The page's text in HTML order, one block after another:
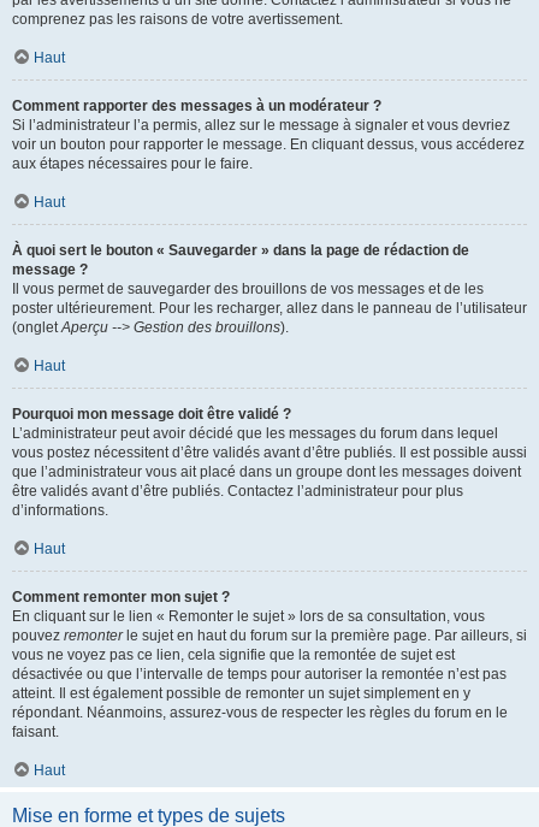
comprenez pas les raisons de votre avertissement.
Haut
Comment rapporter des messages à un modérateur ?
Si l’administrateur l’a permis, allez sur le message à signaler et vous devriez
voir un bouton pour rapporter le message. En cliquant dessus, vous accéderez
aux étapes nécessaires pour le faire.
Haut
À quoi sert le bouton « Sauvegarder » dans la page de rédaction de
message ?
Il vous permet de sauvegarder des brouillons de vos messages et de les
poster ultérieurement. Pour les recharger, allez dans le panneau de l’utilisateur
(ongletAperçu --> Gestion des brouillons).
Haut
Pourquoi mon message doit être validé ?
L’administrateur peut avoir décidé que les messages du forum dans lequel
vous postez nécessitent d’être validés avant d’être publiés. Il est possible aussi
que l’administrateur vous ait placé dans un groupe dont les messages doivent
être validés avant d’être publiés. Contactez l’administrateur pour plus
d’informations.
Haut
Comment remonter mon sujet ?
En cliquant sur le lien « Remonter le sujet » lors de sa consultation, vous
pouvez remonterle sujet en haut du forum sur la première page. Par ailleurs, si
vous ne voyez pas ce lien, cela signifie que la remontée de sujet est
désactivée ou que l’intervalle de temps pour autoriser la remontée n’est pas
atteint. Il est également possible de remonter un sujet simplement en y
répondant. Néanmoins, assurez-vous de respecter les règles du forum en le
faisant.
Haut
Mise en forme et types de sujets